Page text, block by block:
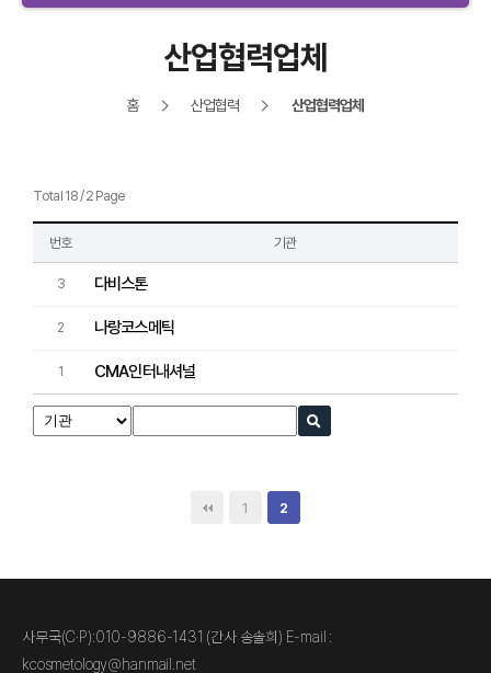
산업협력업체
홈 산업협력 산업협력업체
Total 18 / 2 Page
번호 기관
3 다비스톤
2 나랑코스메틱
1 CMA인터내셔널
1 2
사무국(C·P):010-9886-1431 (간사 송솔희) E-mail :
kcosmetology@hanmail.net